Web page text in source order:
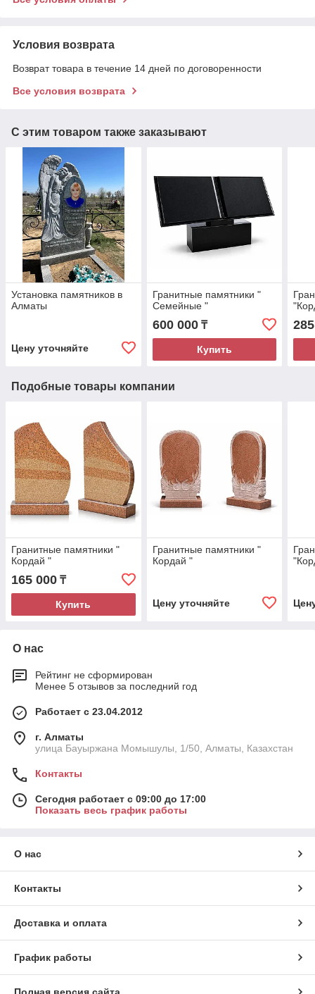
Условия возврата
Возврат товара в течение 14 дней по договоренности
Все условия возврата
С этим товаром также заказывают
Установка памятников в
Алматы
Цену уточняйте
Гранитные памятники "
Семейные "
600 000₸
Купить
Подобные товары компании
Гранитные памятники "
Кордай "
165 000 ₸
Купить
Гранитные памятники "
Кордай "
Цену уточняйте
О нас
Рейтинг не сформирован
Менее 5 отзывов за последний год
Работает с 23.04.2012
г. Алматы
улица Бауыржана Момышулы, 1/50, Алматы, Казахстан
Контакты
Сегодня работает с 09:00 до 17:00
Показать весь график работы
О нас
Контакты
Доставка и оплата
График работы